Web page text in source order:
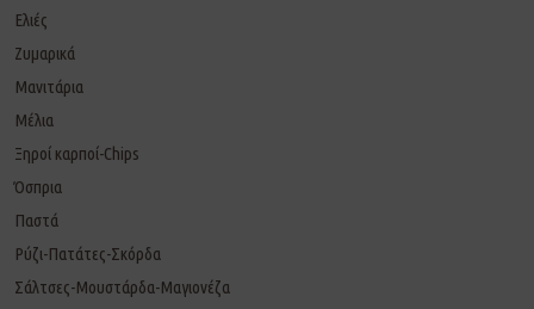
Ελιές
Ζυμαρικά
Μανιτάρια
Μέλια
Ξηροί καρποί-Chips
Όσπρια
Παστά
Ρύζι-Πατάτες-Σκόρδα
Σάλτσες-Μουστάρδα-Μαγιονέζα